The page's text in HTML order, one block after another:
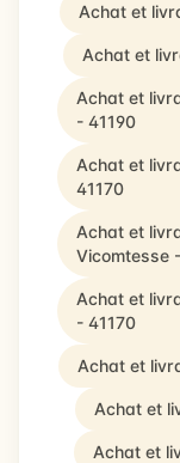
Achat et
Achat et
Achat et
- 41190
Achat et
41170
Achat et
Vicomtesse
Achat et
- 41170
Achat et
Achat et
Achat et